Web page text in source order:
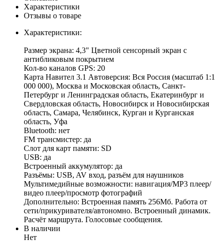
Характеристики
Отзывы о товаре
Характеристики:
Размер экрана: 4,3" Цветной сенсорный экран с
антибликовым покрытием
Кол-во каналов GPS: 20
Карта Навител 3.1 Автоверсия: Вся Россия (масштаб 1:1
000 000), Москва и Московская область, Санкт-
Петербург и Ленинградская область, Екатеринбург и
Свердловская область, Новосибирск и Новосибирская
область, Самара, Челябинск, Курган и Курганская
область, Уфа
Bluetooth: нет
FM трансмистер: да
Слот для карт памяти: SD
USB: да
Встроенный аккумулятор: да
Разъёмы: USB, AV вход, разъём для наушников
Мультимедийные возможности: навигация/MP3 плеер/
видео плеер/просмотр фотографий
Дополнительно: Встроенная память 256Мб. Работа от
сети/прикуривателя/автономно. Встроенный динамик.
Расчёт маршрута. Голосовые сообщения.
В наличии
Нет